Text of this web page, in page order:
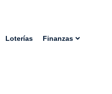
Loterías Finanzas